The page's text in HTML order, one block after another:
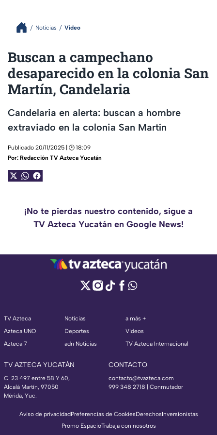
Noticias Video
Buscan a campechano
desaparecido en la colonia San
Martín, Candelaria
Candelaria en alerta: buscan a hombre
extraviado en la colonia San Martín
Publicado 20/11/2025 | 🕑 18:09
Por: Redacción TV Azteca Yucatán
¡No te pierdas nuestro contenido, sigue a
TV Azteca Yucatán en Google News!
TV Azteca
Azteca UNO
Azteca 7
Noticias
Deportes
adn Noticias
a más +
Videos
TV Azteca Internacional
TV AZTECA YUCATÁN
C. 23 497 entre 58 Y 60,
Alcalá Martín, 97050
Mérida, Yuc.
CONTACTO
contacto@tvazteca.com
999 348 2718 | Conmutador
Aviso de privacidadPreferencias de CookiesDerechosInversionistas
Promo EspacioTrabaja con nosotros